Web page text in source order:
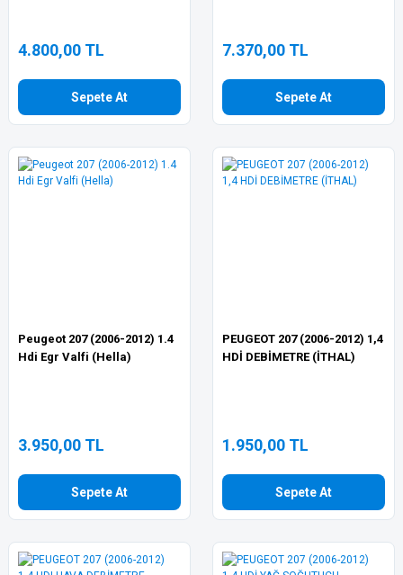
4.800,00 TL
Sepete At
7.370,00 TL
Sepete At
Peugeot 207 (2006-2012) 1.4
Hdi Egr Valfi (Hella)
3.950,00 TL
Sepete At
PEUGEOT 207 (2006-2012) 1,4
HDİ DEBİMETRE (İTHAL)
1.950,00 TL
Sepete At